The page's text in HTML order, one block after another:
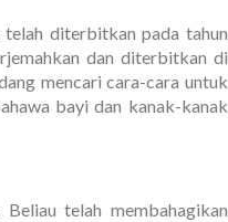
diterbitkan pada tahun
dan diterbitkan di
mencari cara-cara untuk
bayi dan kanak-kanak
telah membahagikan